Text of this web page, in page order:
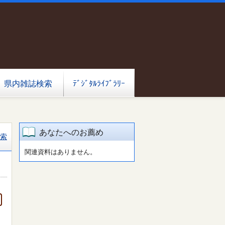
県内雑誌検索 ﾃﾞｼﾞﾀﾙﾗｲﾌﾞﾗﾘｰ
あなたへのお薦め
関連資料はありません。